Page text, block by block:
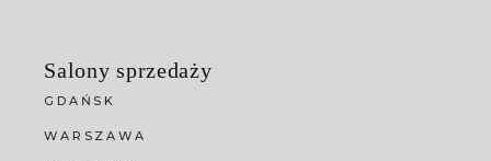
Salony sprzedaży
GDAŃSK
WARSZAWA